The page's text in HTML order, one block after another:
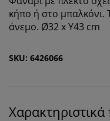
κήπο ή στο μπαλκόνι.
άνεμο. Ø32 x Υ43 cm
SKU: 6426066
Χαρακτηριστικά